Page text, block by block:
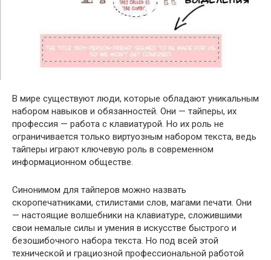
В мире существуют люди, которые обладают уникальным
набором навыков и обязанностей. Они — тайперы, их
профессия — работа с клавиатурой. Но их роль не
ограничивается только виртуозным набором текста, ведь
тайперы играют ключевую роль в современном
информационном обществе.
Синонимом для тайперов можно назвать
скоропечатниками, стилистами слов, магами печати. Они
— настоящие волшебники на клавиатуре, сложившими
свои немалые силы и умения в искусстве быстрого и
безошибочного набора текста. Но под всей этой
технической и грациозной профессиональной работой